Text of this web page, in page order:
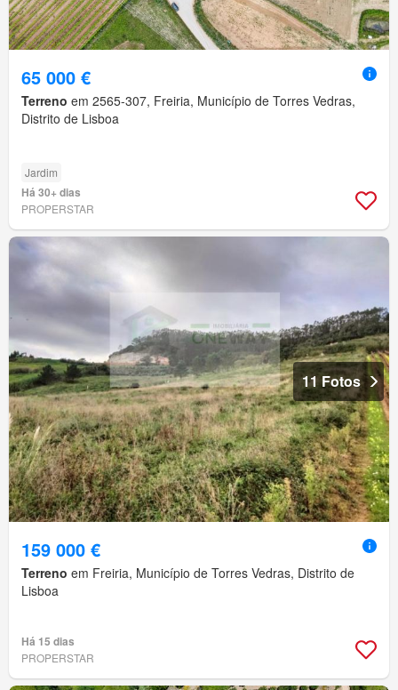
65 000 €
Terreno em 2565-307, Freiria, Município de Torres Vedras,
Distrito de Lisboa
Jardim
Há 30+ dias
PROPERSTAR
11 Fotos
159 000 €
Terreno em Freiria, Município de Torres Vedras, Distrito de
Lisboa
Há 15 dias
PROPERSTAR